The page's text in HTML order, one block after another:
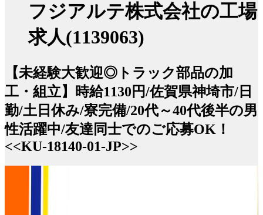
フジアルテ株式会社の工場
求人(1139063)
【未経験大歓迎◎トラック部品の加
工・組立】時給1130円/佐賀県神埼市/日
勤/土日休み/寮完備/20代～40代後半の男
性活躍中/友達同士でのご応募OK！
<<KU-18140-01-JP>>